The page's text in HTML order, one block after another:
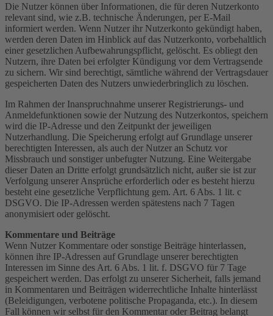
Die Nutzer können über Informationen, die für deren Nutzerkonto
relevant sind, wie z.B. technische Änderungen, per E-Mail
informiert werden. Wenn Nutzer ihr Nutzerkonto gekündigt haben,
werden deren Daten im Hinblick auf das Nutzerkonto, vorbehaltlich
einer gesetzlichen Aufbewahrungspflicht, gelöscht. Es obliegt den
Nutzern, ihre Daten bei erfolgter Kündigung vor dem Vertragsende
zu sichern. Wir sind berechtigt, sämtliche während der Vertragsdauer
gespeicherten Daten des Nutzers unwiederbringlich zu löschen.
Im Rahmen der Inanspruchnahme unserer Registrierungs- und
Anmeldefunktionen sowie der Nutzung des Nutzerkontos, speichern
wird die IP-Adresse und den Zeitpunkt der jeweiligen
Nutzerhandlung. Die Speicherung erfolgt auf Grundlage unserer
berechtigten Interessen, als auch der Nutzer an Schutz vor
Missbrauch und sonstiger unbefugter Nutzung. Eine Weitergabe
dieser Daten an Dritte erfolgt grundsätzlich nicht, außer sie ist zur
Verfolgung unserer Ansprüche erforderlich oder es besteht hierzu
besteht eine gesetzliche Verpflichtung gem. Art. 6 Abs. 1 lit. c
DSGVO. Die IP-Adressen werden spätestens nach 7 Tagen
anonymisiert oder gelöscht.
Kommentare und Beiträge
Wenn Nutzer Kommentare oder sonstige Beiträge hinterlassen,
können ihre IP-Adressen auf Grundlage unserer berechtigten
Interessen im Sinne des Art. 6 Abs. 1 lit. f. DSGVO für 7 Tage
gespeichert werden. Das erfolgt zu unserer Sicherheit, falls jemand
in Kommentaren und Beiträgen widerrechtliche Inhalte hinterlässt
(Beleidigungen, verbotene politische Propaganda, etc.). In diesem
Fall können wir selbst für den Kommentar oder Beitrag belangt